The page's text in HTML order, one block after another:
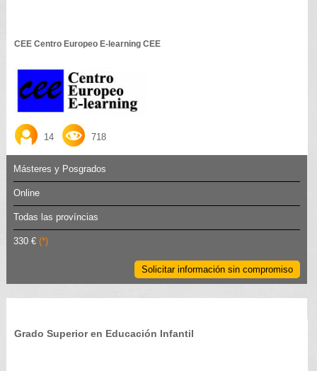
CEE Centro Europeo E-learning CEE
14 718
Másteres y Posgrados
Online
Todas las províncias
330 € (*)
Solicitar información sin compromiso
Grado Superior en Educación Infantil